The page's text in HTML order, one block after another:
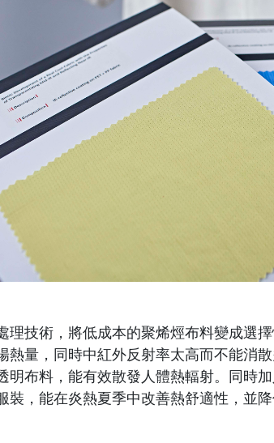
理技術，將低成本的聚烯烴布料變成選
熱量，同時中紅外反射率太高而不能消
明布料，能有效散發人體熱輻射。同時
裝，能在炎熱夏季中改善熱舒適性，並降